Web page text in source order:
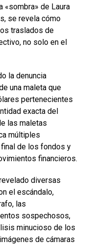
«sombra» de Laura
se revela cómo
traslados de
no solo en el
la denuncia
una maleta que
pertenecientes
exacta del
las maletas
múltiples
de los fondos y
financieros.
diversas
el escándalo,
las
sospechosos,
minucioso de los
de cámaras